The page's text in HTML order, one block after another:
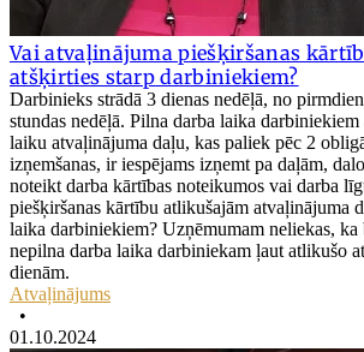
Vai atvaļinājuma piešķiršanas
atšķirties starp darbiniekiem?
Darbinieks strādā 3 dienas nedēļā, no
stundas nedēļā. Pilna darba laika
laiku atvaļinājuma daļu, kas paliek pēc 2
izņemšanas, ir iespējams izņemt pa daļām,
noteikt darba kārtības noteikumos vai darba
piešķiršanas kārtību atlikušajām atvaļinājuma
laika darbiniekiem? Uzņēmumam neliekas,
nepilna darba laika darbiniekam ļaut atlikušo
dienām.
Atvaļinājums
•
01.10.2024